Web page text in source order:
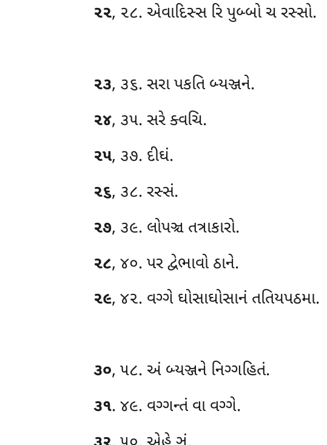
૨૨, ૨૮. એવાદિસ્સ રિ પુબ્બો ચ રસ્સો.
૨૩, ૩૬. સરા પકતિ બ્યઞ્જને.
૨૪, ૩૫. સરે ક્વચિ.
૨૫, ૩૭. દીઘં.
૨૬, ૩૮. રસ્સં.
૨૭, ૩૯. લોપઞ્ચ તત્રાકારો.
૨૮, ૪૦. પર દ્વેભાવો ઠાને.
૨૯, ૪૨. વગ્ગે ઘોસાઘોસાનં તતિયપઠમા.
૩૦, ૫૮. અં બ્યઞ્જને નિગ્ગહિતં.
૩૧. ૪૯. વગ્ગન્તં વા વગ્ગે.